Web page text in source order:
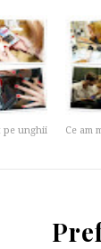
pe unghii
Ce am